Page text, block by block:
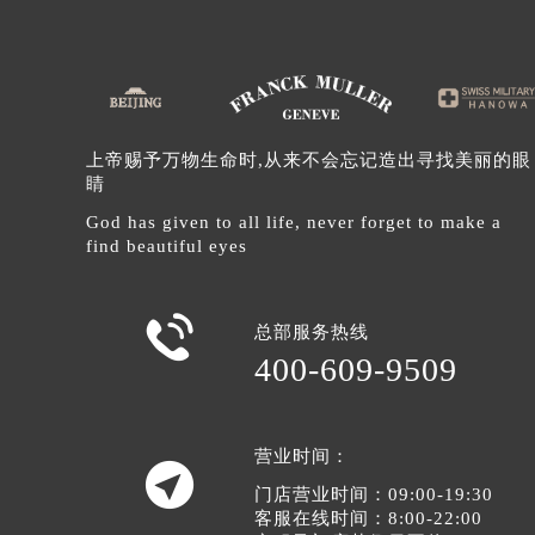
北京市朝阳区建国门外大街甲6号华
河北省保定市竞秀区朝阳北大街北
内蒙古自治区阿拉善盟市左旗土尔
内蒙古自治区巴彦淖尔市临河区新华
内蒙古自治区赤峰市红山区哈达街法
内蒙古自治区鄂尔多斯市东胜区伊金
内蒙古自治区通辽市科尔沁区明仁
内蒙古自治区乌兰察布市集宁区恩
内蒙古自治区兴安盟市乌兰浩特市
山西省大同市平城区迎宾街法穆兰售
山西省晋城市城区黄华街法穆兰售后
上帝赐予万物生命时,从来不会忘记造出寻找美丽的眼
睛
God has given to all life, never forget to make a
find beautiful eyes
 总部服务热线
400-609-9509

营业时间：
门店营业时间：09:00-19:30
客服在线时间：8:00-22:00